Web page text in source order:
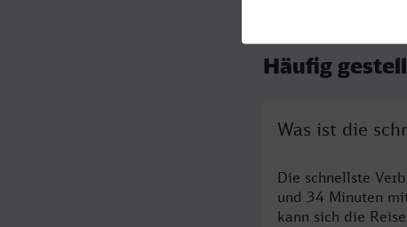
Häufig
Was ist die
Die schnellste
und 34 Minuten
kann sich die